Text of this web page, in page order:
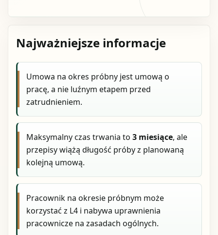
Najważniejsze informacje
Umowa na okres próbny jest umową o
pracę, a nie luźnym etapem przed
zatrudnieniem.
Maksymalny czas trwania to3 miesiące, ale
przepisy wiążą długość próby z planowaną
kolejną umową.
Pracownik na okresie próbnym może
korzystać z L4 i nabywa uprawnienia
pracownicze na zasadach ogólnych.